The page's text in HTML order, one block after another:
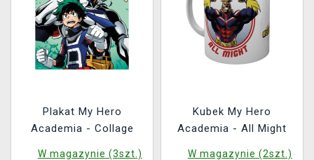
Plakat My Hero
Academia - Collage
W magazynie (3szt.)
Kubek My Hero
Academia - All Might
W magazynie (2szt.)